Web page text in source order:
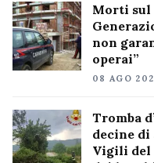
Morti sul
non
operai”
08 AGO
Tromba
decine
Vigili del